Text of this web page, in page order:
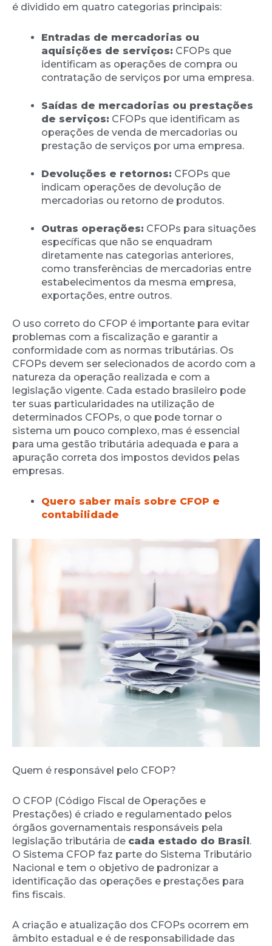
é dividido em quatro categorias principais:
Entradas de mercadorias ou
aquisições de serviços: CFOPs que
identificam as operações de compra ou
contratação de serviços por uma empresa.
Saídas de mercadorias ou prestações
de serviços: CFOPs que identificam as
operações de venda de mercadorias ou
prestação de serviços por uma empresa.
Devoluções e retornos: CFOPs que
indicam operações de devolução de
mercadorias ou retorno de produtos.
Outras operações: CFOPs para situações
específicas que não se enquadram
diretamente nas categorias anteriores,
como transferências de mercadorias entre
estabelecimentos da mesma empresa,
exportações, entre outros.
O uso correto do CFOP é importante para evitar
problemas com a fiscalização e garantir a
conformidade com as normas tributárias. Os
CFOPs devem ser selecionados de acordo com a
natureza da operação realizada e com a
legislação vigente. Cada estado brasileiro pode
ter suas particularidades na utilização de
determinados CFOPs, o que pode tornar o
sistema um pouco complexo, mas é essencial
para uma gestão tributária adequada e para a
apuração correta dos impostos devidos pelas
empresas.
Quero saber mais sobre CFOP e
contabilidade
Quem é responsável pelo CFOP?
O CFOP (Código Fiscal de Operações e
Prestações) é criado e regulamentado pelos
órgãos governamentais responsáveis pela
legislação tributária de cada estado do Brasil.
O Sistema CFOP faz parte do Sistema Tributário
Nacional e tem o objetivo de padronizar a
identificação das operações e prestações para
fins fiscais.
A criação e atualização dos CFOPs ocorrem em
âmbito estadual e é de responsabilidade das